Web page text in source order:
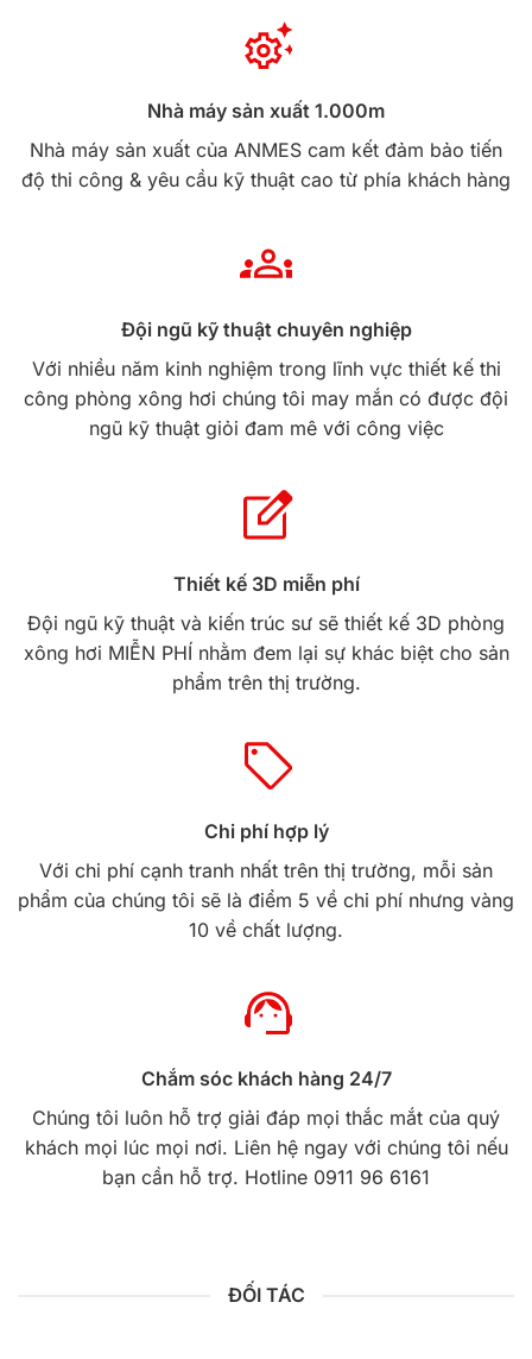
Nhà máy sản xuất 1.000m
Nhà máy sản xuất của ANMES cam kết đảm bảo tiến
độ thi công & yêu cầu kỹ thuật cao từ phía khách hàng
Đội ngũ kỹ thuật chuyên nghiệp
Với nhiều năm kinh nghiệm trong lĩnh vực thiết kế thi
công phòng xông hơi chúng tôi may mắn có được đội
ngũ kỹ thuật giỏi đam mê với công việc
Thiết kế 3D miễn phí
Đội ngũ kỹ thuật và kiến trúc sư sẽ thiết kế 3D phòng
xông hơi MIỄN PHÍ nhằm đem lại sự khác biệt cho sản
phẩm trên thị trường.
Chi phí hợp lý
Với chi phí cạnh tranh nhất trên thị trường, mỗi sản
phẩm của chúng tôi sẽ là điểm 5 về chi phí nhưng vàng
10 về chất lượng.
Chắm sóc khách hàng 24/7
Chúng tôi luôn hỗ trợ giải đáp mọi thắc mắt của quý
khách mọi lúc mọi nơi. Liên hệ ngay với chúng tôi nếu
bạn cần hỗ trợ. Hotline 0911 96 6161
ĐỐI TÁC